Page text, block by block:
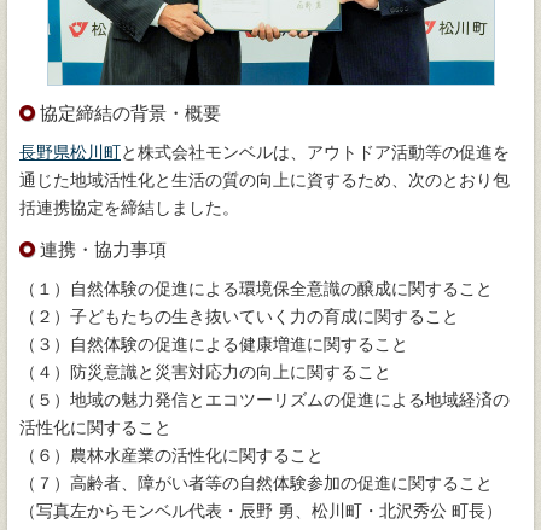
協定締結の背景・概要
長野県松川町と株式会社モンベルは、アウトドア活動等の促進を
通じた地域活性化と生活の質の向上に資するため、次のとおり包
括連携協定を締結しました。
連携・協力事項
（１）自然体験の促進による環境保全意識の醸成に関すること
（２）子どもたちの生き抜いていく力の育成に関すること
（３）自然体験の促進による健康増進に関すること
（４）防災意識と災害対応力の向上に関すること
（５）地域の魅力発信とエコツーリズムの促進による地域経済の
活性化に関すること
（６）農林水産業の活性化に関すること
（７）高齢者、障がい者等の自然体験参加の促進に関すること
（写真左からモンベル代表・辰野 勇、松川町・北沢秀公 町長）